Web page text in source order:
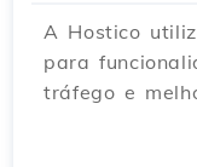
Tutoriais /
12
A Hostico
para
tráfego e